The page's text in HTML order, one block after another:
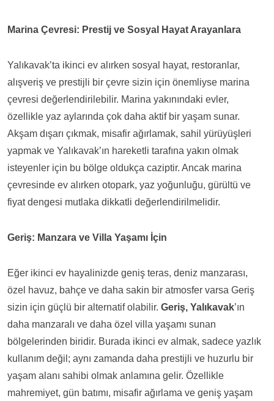
Marina Çevresi: Prestij ve Sosyal Hayat Arayanlara
Yalıkavak’ta ikinci ev alırken sosyal hayat, restoranlar,
alışveriş ve prestijli bir çevre sizin için önemliyse marina
çevresi değerlendirilebilir. Marina yakınındaki evler,
özellikle yaz aylarında çok daha aktif bir yaşam sunar.
Akşam dışarı çıkmak, misafir ağırlamak, sahil yürüyüşleri
yapmak ve Yalıkavak’ın hareketli tarafına yakın olmak
isteyenler için bu bölge oldukça caziptir. Ancak marina
çevresinde ev alırken otopark, yaz yoğunluğu, gürültü ve
fiyat dengesi mutlaka dikkatli değerlendirilmelidir.
Geriş: Manzara ve Villa Yaşamı İçin
Eğer ikinci ev hayalinizde geniş teras, deniz manzarası,
özel havuz, bahçe ve daha sakin bir atmosfer varsa Geriş
sizin için güçlü bir alternatif olabilir. Geriş, Yalıkavak’ın
daha manzaralı ve daha özel villa yaşamı sunan
bölgelerinden biridir. Burada ikinci ev almak, sadece yazlık
kullanım değil; aynı zamanda daha prestijli ve huzurlu bir
yaşam alanı sahibi olmak anlamına gelir. Özellikle
mahremiyet, gün batımı, misafir ağırlama ve geniş yaşam